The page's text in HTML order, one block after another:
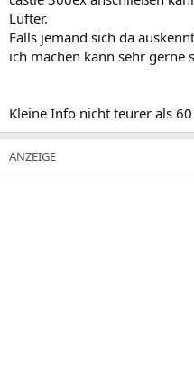
Lüfter.
Falls jemand sich da
ich machen kann sehr gerne
Kleine Info nicht teurer als